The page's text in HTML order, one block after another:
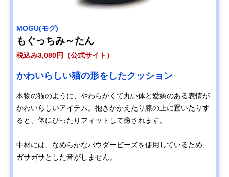
MOGU(モグ)
もぐっちみ～たん
税込み3,080円（公式サイト）
かわいらしい猫の形をしたクッション
本物の猫のように、やわらかくて丸い体と愛嬌のある表情が
かわいらしいアイテム。抱きかかえたり膝の上に置いたりす
ると、体にぴったりフィットして癒されます。
中材には、なめらかなパウダービーズを使用しているため、
ガサガサとした音がしません。